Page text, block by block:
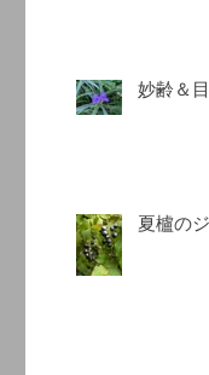
妙齢＆目
夏櫨の